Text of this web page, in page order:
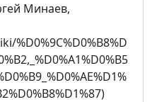
Минаев,